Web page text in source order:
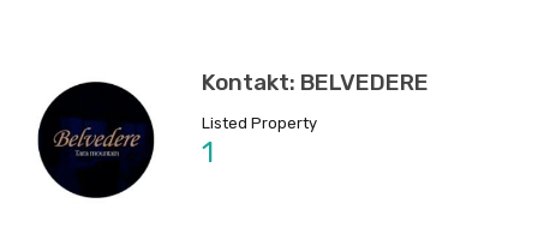
Kontakt: BELVEDERE
Listed Property
1